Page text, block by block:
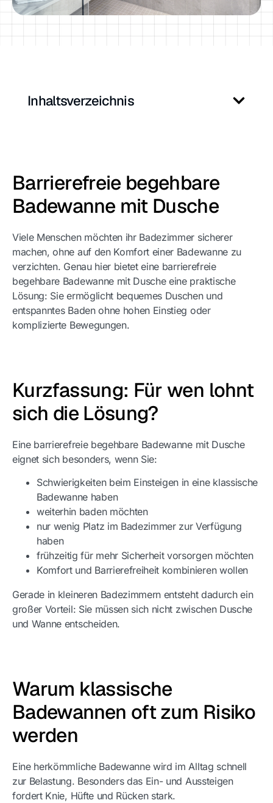
Barrierefreie begehbare
Badewanne mit Dusche
Viele Menschen möchten ihr Badezimmer sicherer
machen, ohne auf den Komfort einer Badewanne zu
verzichten. Genau hier bietet eine barrierefreie
begehbare Badewanne mit Dusche eine praktische
Lösung: Sie ermöglicht bequemes Duschen und
entspanntes Baden ohne hohen Einstieg oder
komplizierte Bewegungen.
Kurzfassung: Für wen lohnt
sich die Lösung?
Eine barrierefreie begehbare Badewanne mit Dusche
eignet sich besonders, wenn Sie:
Schwierigkeiten beim Einsteigen in eine klassische
Badewanne haben
weiterhin baden möchten
nur wenig Platz im Badezimmer zur Verfügung
haben
frühzeitig für mehr Sicherheit vorsorgen möchten
Komfort und Barrierefreiheit kombinieren wollen
Gerade in kleineren Badezimmern entsteht dadurch ein
großer Vorteil: Sie müssen sich nicht zwischen Dusche
und Wanne entscheiden.
Warum klassische
Badewannen oft zum Risiko
werden
Eine herkömmliche Badewanne wird im Alltag schnell
zur Belastung. Besonders das Ein- und Aussteigen
fordert Knie, Hüfte und Rücken stark.
Inhaltsverzeichnis